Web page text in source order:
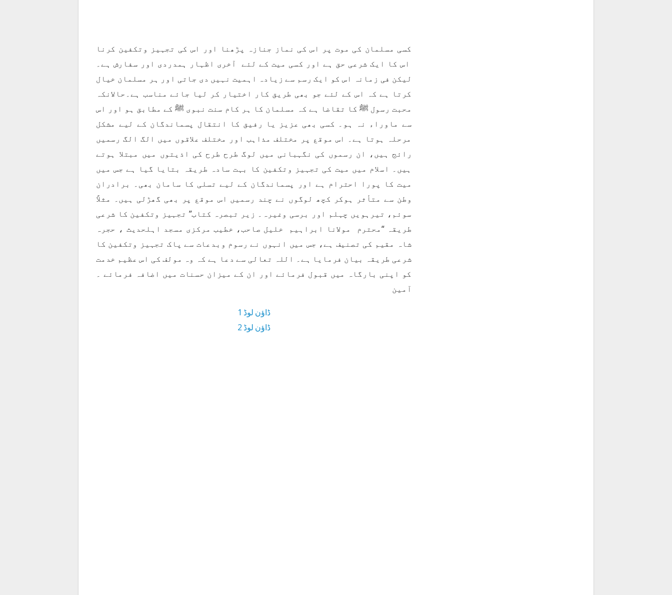
کسی مسلمان کی موت پر اس کی نماز جنازہ پڑھنا اور اس کی تجہیز وتکفین کرنا
اس کا ایک شرعی حق ہے اور کسی میت کے لئے آخری اظہار ہمدردی اور سفارش ہے۔
لیکن فی زمانہ اس کو ایک رسم سے زیادہ اہمیت نہیں دی جاتی اور ہر مسلمان خیال
کرتا ہے کہ اس کے لئے جو بھی طریق کار اختیار کر لیا جائے مناسب ہے۔حالانکہ
محبت رسول ﷺ کا تقاضا ہے کہ مسلمان کا ہر کام سنت نبوی ﷺ کے مطابق ہو اور اس
سے ماوراء نہ ہو۔ کسی بھی عزیز یا رفیق کا انتقال پسماندگان کے لیے مشکل
مرحلہ ہوتا ہے۔ اس موقع پر مختلف مذاہب اور مختلف علاقوں میں الگ الگ رسمیں
رائج ہیں، ان رسموں کی نگہبانی میں لوگ طرح طرح کی اذیتوں میں مبتلا ہوتے
ہیں۔ اسلام میں میت کی تجہیز وتکفین کا بہت سادہ طریقہ بتایا گیا ہے جس میں
میت کا پورا احترام ہے اور پسماندگان کے لیے تسلی کا سامان بھی۔ برادران
وطن سے متأثر ہوکر کچھ لوگوں نے چند رسمیں اس موقع پر بھی گھڑلی ہیں۔ مثلاً
سوئم، تیرہویں چہلم اور برسی وغیرہ۔ زیر تبصرہ کتاب” تجہیز وتکفین کا شرعی
طریقہ “محترم مولانا ابراہیم خلیل صاحب، خطیب مرکزی مسجد اہلحدیث ، حجرہ
شاہ مقیم کی تصنیف ہے، جس میں انہوں نے رسوم وبدعات سے پاک تجہیز وتکفین کا
شرعی طریقہ بیان فرمایا ہے۔ اللہ تعالی سے دعا ہے کہ وہ مولف کی اس عظیم خدمت
کو اپنی بارگاہ میں قبول فرمائے اور ان کے میزان حسنات میں اضافہ فرمائے ۔
آمین
ڈاؤن لوڈ 1
ڈاؤن لوڈ 2